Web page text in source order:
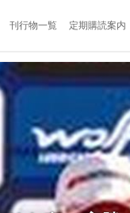
刊行物一覧 定期購読案内